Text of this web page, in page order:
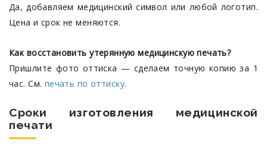
Да, добавляем медицинский символ или любой логотип.
Цена и срок не меняются.
Как восстановить утерянную медицинскую печать?
Пришлите фото оттиска — сделаем точную копию за 1
час. См. печать по оттиску.
Сроки изготовления медицинской
печати